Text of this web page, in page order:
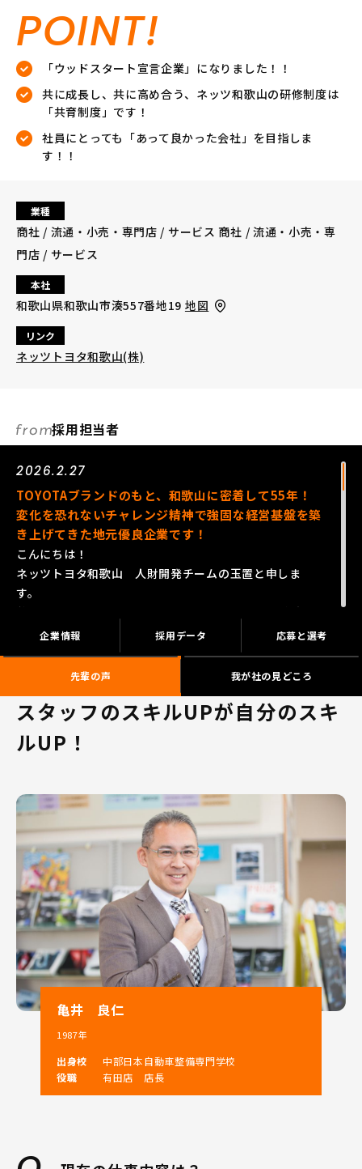
POINT!
「ウッドスタート宣言企業」になりました！！
共に成長し、共に高め合う、ネッツ和歌山の研修制度は
「共育制度」です！
社員にとっても「あって良かった会社」を目指しま
す！！
業種
商社 / 流通・小売・専門店 / サービス 商社 / 流通・小売・専
門店 / サービス
本社
和歌山県和歌山市湊557番地19 地図
リンク
ネッツトヨタ和歌山(株)
採用担当者
2026.2.27
TOYOTAブランドのもと、和歌山に密着して55年！
変化を恐れないチャレンジ精神で強固な経営基盤を築
き上げてきた地元優良企業です！
こんにちは！
ネッツトヨタ和歌山 人財開発チームの玉置と申しま
す。
弊社のページにアクセスしていただきありがとうござい
ます。
夏期インターンシップの開催が決定いたしました。
「インターンシップ・仕事体験」のページから申し込み
ができます。
少人数制で、ゲーム性を交えて、楽しんで参加いただけ
ネッツトヨタ和歌山について、見て、聞いて、体験して
知っていただき、
営業職やフロアスタッフ職といった現場での仕事だけで
なく、
自動車販売の業界について、またトヨタについて見識を
広げていただくと共に、自動車販売業界の魅力について
もお伝えします。
ご質問等ありましたら下記連絡先までお気軽にお問い合
わせ下さい。
皆様のエントリー、ご参加をお待ちしております！！
問合せ先：
人財開発チーム 玉置 知子
Email：t-tamaki@netz-w.co.jp
企業情報 採用データ 応募と選考
先輩の声 我が社の見どころ
スタッフのスキルUPが自分のスキ
ルUP！
亀井 良仁
1987年
出身校
中部日本自動車整備専門学校
役職
有田店 店長